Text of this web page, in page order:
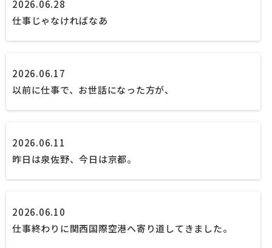
2026.06.28
仕事じゃなければなあ
2026.06.17
以前に仕事で、お世話になった方が、
2026.06.11
昨日は泉佐野、今日は京都。
2026.06.10
仕事終わりに関西国際空港へ寄り道してきました。